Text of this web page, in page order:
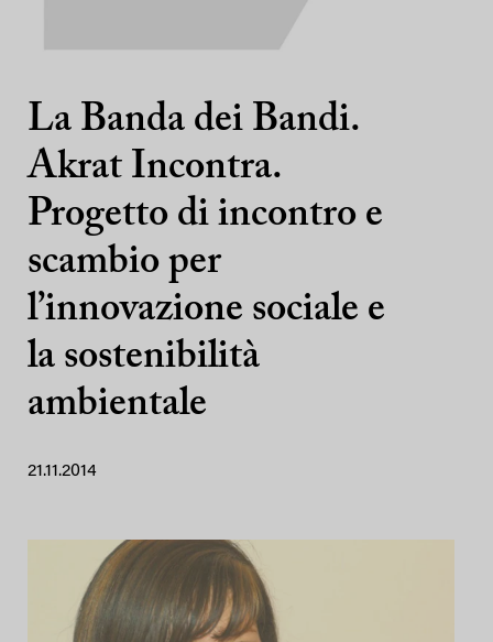
La Banda dei Bandi.
Akrat Incontra.
Progetto di incontro e
scambio per
l’innovazione sociale e
la sostenibilità
ambientale
21.11.2014